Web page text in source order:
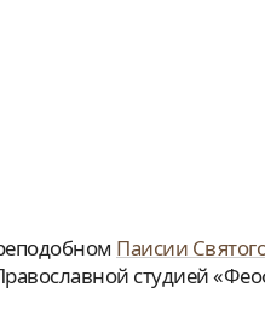
Паисии
студией